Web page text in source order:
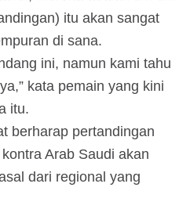
itu akan sangat
di sana.
ini, namun kami tahu
kata pemain yang kini
itu.
berharap pertandingan
Arab Saudi akan
dari regional yang